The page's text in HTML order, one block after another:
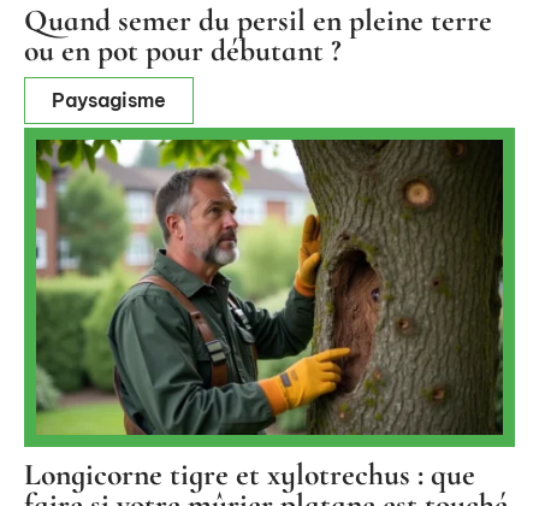
Quand semer du persil en pleine terre
ou en pot pour débutant ?
Paysagisme
Longicorne tigre et xylotrechus : que